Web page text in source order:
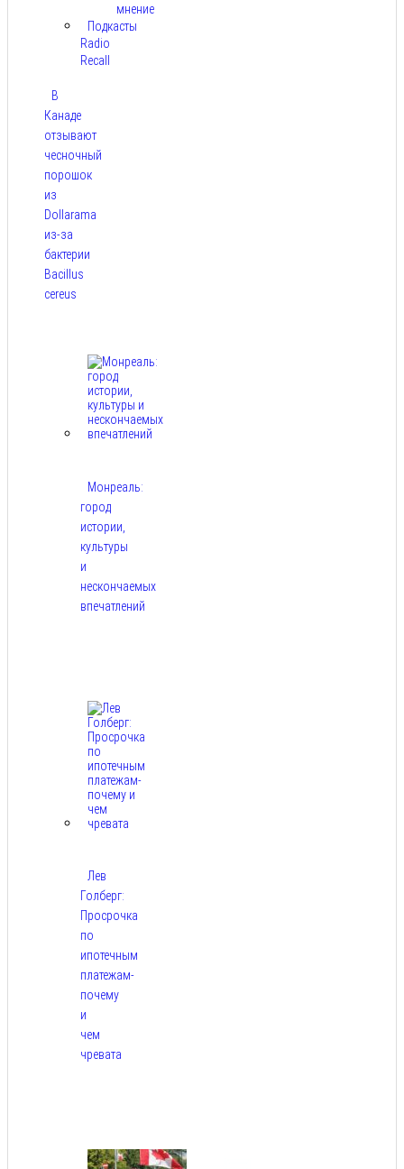
мнение
Подкасты
Radio
Recall
В
Канаде
отзывают
чесночный
порошок
из
Dollarama
из-за
бактерии
Bacillus
cereus
Монреаль:
город
истории,
культуры
и
нескончаемых
впечатлений
Лев
Голберг:
Просрочка
по
ипотечным
платежам-
почему
и
чем
чревата